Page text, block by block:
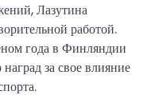
Лазутина
работой.
года в Финляндии
за свое влияние